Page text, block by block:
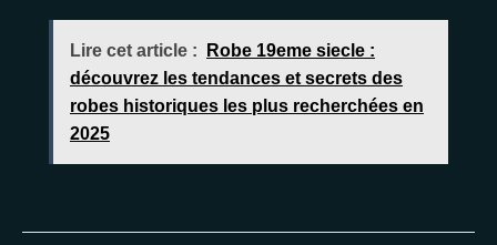
Lire cet article :
Robe 19eme siecle :
découvrez les tendances et secrets des
robes historiques les plus recherchées en
2025